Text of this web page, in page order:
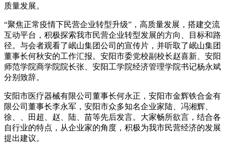
质量发展。
“聚焦正常疫情下民营企业转型升级”，高质量发展，搭建交流
互动平台，积极探索我市民营企业转型发展的方向、目标和路
径。与会者观看了岷山集团公司的宣传片，并听取了岷山集团
董事长何秋安的工作汇报。安阳市委党校副校长赵喜新、安阳
师范学院商学院院长张、安阳工学院经济管理学院书记杨永斌
分别致辞。
安阳市医疗器械有限公司董事长何永正，安阳市金辉铁合金有
限公司董事长李永军，安阳市众多知名企业家陆、冯湘辉、
徐、、田超、赵、陆、苗等先后发言。大家畅所欲言，结合各
自行业的特点，从企业家的角度，积极为我市民营经济的发展
提出建议。